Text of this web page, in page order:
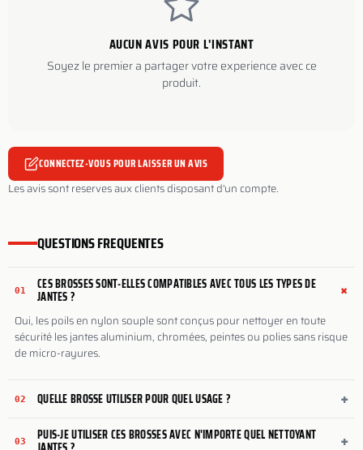
AUCUN AVIS POUR L'INSTANT
Soyez le premier a partager votre experience avec ce
produit.
CONNECTEZ-VOUS POUR LAISSER UN AVIS
Les avis sont reserves aux clients disposant d'un compte.
QUESTIONS FREQUENTES
01 CES BROSSES SONT-ELLES COMPATIBLES AVEC TOUS LES TYPES DE
JANTES ? +
Oui, les poils en nylon souple sont conçus pour nettoyer en toute
sécurité les jantes aluminium, chromées, peintes ou polies sans risque
de micro-rayures.
02 QUELLE BROSSE UTILISER POUR QUEL USAGE ? +
03 PUIS-JE UTILISER CES BROSSES AVEC N'IMPORTE QUEL NETTOYANT +